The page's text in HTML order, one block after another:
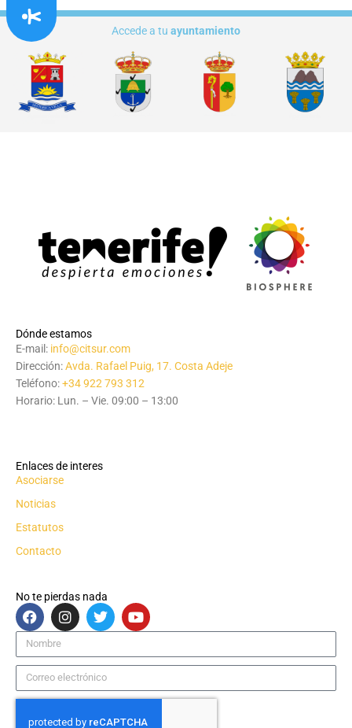
Accede a tu ayuntamiento
Dónde estamos
E-mail: info@citsur.com
Dirección:Avda. Rafael Puig, 17. Costa Adeje
Teléfono:+34 922 793 312
Horario: Lun. – Vie. 09:00 – 13:00
Enlaces de interes
Asociarse
Noticias
Estatutos
Contacto
No te pierdas nada
F
a
c
e
b
o
o
I
n
s
a
g
r
m
T
w
i
t
e
r
Y
o
u
u
e
Nombre
Correo
electrónico